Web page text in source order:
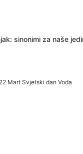
sinonimi za naše
22 Mart Svjetski dan Voda